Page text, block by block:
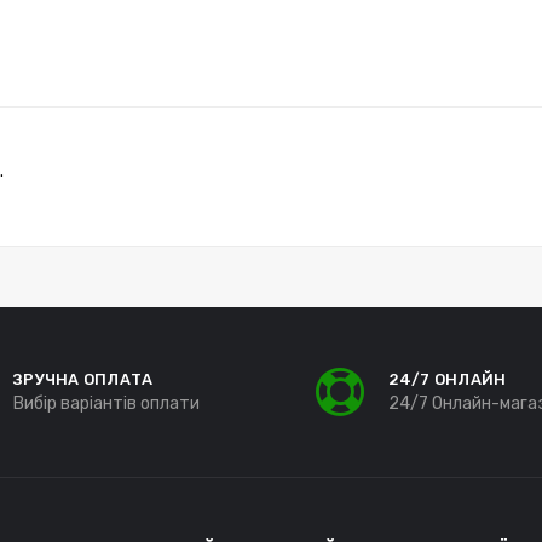
ЗРУЧНА ОПЛАТА
Вибір варіантів оплати
24/7 ОНЛАЙН
24/7 Онлайн-